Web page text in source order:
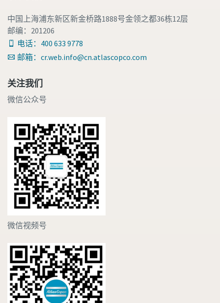
中国上海浦东新区新金桥路1888号金领之都36栋12层
邮编：201206
电话：400 633 9778
邮箱：cr.web.info@cn.atlascopco.com
关注我们
微信公众号
微信视频号